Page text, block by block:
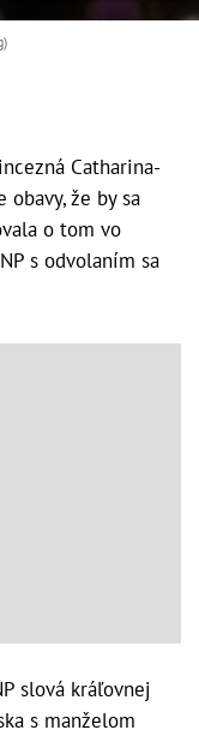
Catharina-
že by sa
o tom vo
s odvolaním sa
slová kráľovnej
s manželom